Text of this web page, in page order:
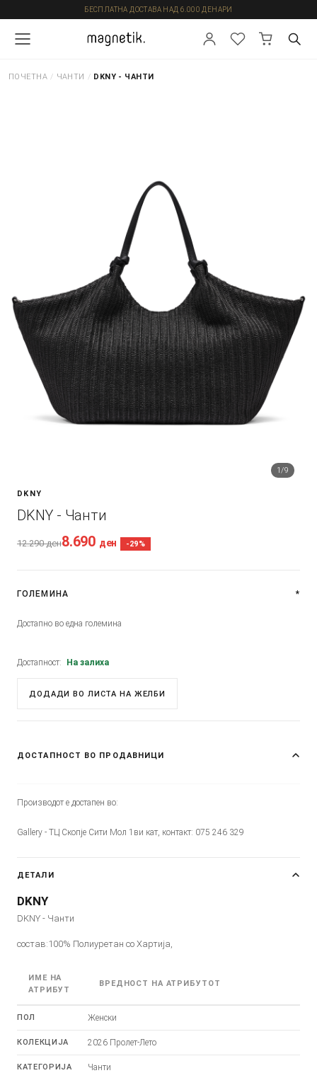
БЕСПЛАТНА ДОСТАВА НАД 6.000 ДЕНАРИ
ПОЧЕТНА / ЧАНТИ / DKNY - ЧАНТИ
1/9
DKNY
DKNY - Чанти
12.290ден8.690 ден -29%
ГОЛЕМИНА *
Достапно во една големина
Достапност: На залиха
ДОДАДИ ВО ЛИСТА НА ЖЕЛБИ
ДОСТАПНОСТ ВО ПРОДАВНИЦИ
Производот е достапен во:
Gallery - ТЦ Скопје Сити Мол 1ви кат, контакт: 075 246 329
ДЕТАЛИ
DKNY
DKNY - Чанти
состав:100% Полиуретан со Хартија,
ИМЕ НА
АТРИБУТ
ВРЕДНОСТ НА АТРИБУТОТ
ПОЛ Женски
КОЛЕКЦИЈА 2026 Пролет-Лето
КАТЕГОРИЈА Чанти